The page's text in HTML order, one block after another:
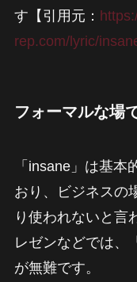
す【引用元：
rep.com/lyric/
フォーマルな場
「insane」は基
おり、ビジネスの
り使われないと言
レゼンなどでは、
が無難です。